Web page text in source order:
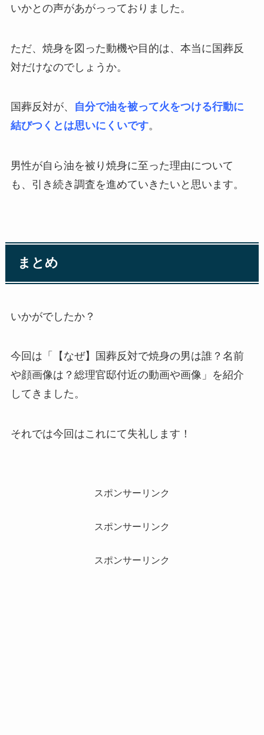
いかとの声があがっっておりました。
ただ、焼身を図った動機や目的は、本当に国葬反
対だけなのでしょうか。
国葬反対が、
自分で油を被って火をつける行動に
結びつくとは思いにくいです。
男性が自ら油を被り焼身に至った理由について
も、引き続き調査を進めていきたいと思います。
まとめ
いかがでしたか？
今回は「【なぜ】国葬反対で焼身の男は誰？名前
や顔画像は？総理官邸付近の動画や画像」を紹介
してきました。
それでは今回はこれにて失礼します！
スポンサーリンク
スポンサーリンク
スポンサーリンク